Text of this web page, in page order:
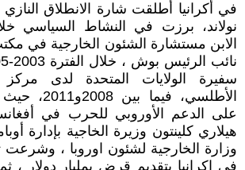
في أكرانيا أطلقت شارة الانطلاق النازي
نولاند، برزت في النشاط السياسي
الابن مستشارة الشئون الخارجية في
سفيرة الولايات المتحدة لدى
الأطلسي،
على الدعم الأوروبي للحرب في
هيلاري كلينتون وزيرة الخاجية بإدارة
وزارة الخارجية لشئون اوروبا ،
في اكرانيا بتقديم قرض بمليار دولار